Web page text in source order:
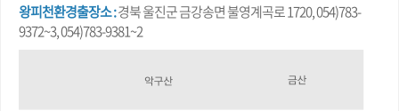
왕피천환경출장소 :경북 울진군 금강송면 불영계곡로 1720, 054)783-
9372~3, 054)783-9381~2